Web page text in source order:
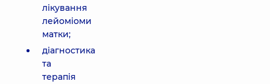
лікування
лейоміоми
матки;
діагностика
та
терапія